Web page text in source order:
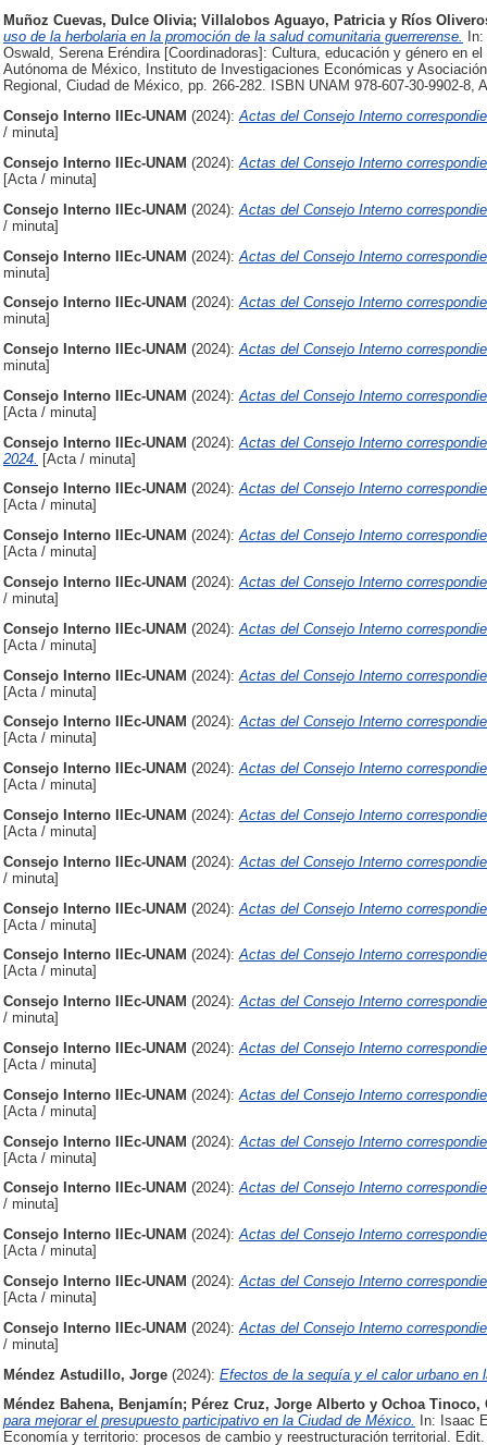
Muñoz Cuevas, Dulce Olivia; Villalobos Aguayo, Patriciay Ríos
uso de la herbolaria en la promoción de la salud comunitaria guerrerense.
Oswald, Serena Eréndira [Coordinadoras]: Cultura, educación y género en
Autónoma de México, Instituto de Investigaciones Económicas y
Regional, Ciudad de México, pp. 266-282. ISBN UNAM 978-607-30-9902-8,
Consejo Interno IIEc-UNAM (2024):Actas del Consejo Interno
/ minuta]
Consejo Interno IIEc-UNAM (2024): Actas del Consejo Interno
[Acta / minuta]
Consejo Interno IIEc-UNAM (2024): Actas del Consejo Interno
/ minuta]
Consejo Interno IIEc-UNAM (2024): Actas del Consejo Interno
minuta]
Consejo Interno IIEc-UNAM (2024):Actas del Consejo Interno
minuta]
Consejo Interno IIEc-UNAM (2024):Actas del Consejo Interno
minuta]
Consejo Interno IIEc-UNAM (2024): Actas del Consejo Interno
[Acta / minuta]
Consejo Interno IIEc-UNAM (2024): Actas del Consejo Interno
2024. [Acta / minuta]
Consejo Interno IIEc-UNAM (2024):Actas del Consejo Interno
[Acta / minuta]
Consejo Interno IIEc-UNAM (2024):Actas del Consejo Interno
[Acta / minuta]
Consejo Interno IIEc-UNAM (2024):Actas del Consejo Interno
/ minuta]
Consejo Interno IIEc-UNAM (2024): Actas del Consejo Interno
[Acta / minuta]
Consejo Interno IIEc-UNAM (2024): Actas del Consejo Interno
[Acta / minuta]
Consejo Interno IIEc-UNAM (2024):Actas del Consejo Interno
[Acta / minuta]
Consejo Interno IIEc-UNAM (2024):Actas del Consejo Interno
[Acta / minuta]
Consejo Interno IIEc-UNAM (2024):Actas del Consejo Interno
[Acta / minuta]
Consejo Interno IIEc-UNAM (2024): Actas del Consejo Interno
/ minuta]
Consejo Interno IIEc-UNAM (2024): Actas del Consejo Interno
[Acta / minuta]
Consejo Interno IIEc-UNAM (2024):Actas del Consejo Interno
[Acta / minuta]
Consejo Interno IIEc-UNAM (2024):Actas del Consejo Interno
/ minuta]
Consejo Interno IIEc-UNAM (2024):Actas del Consejo Interno
[Acta / minuta]
Consejo Interno IIEc-UNAM (2024): Actas del Consejo Interno
[Acta / minuta]
Consejo Interno IIEc-UNAM (2024): Actas del Consejo Interno
[Acta / minuta]
Consejo Interno IIEc-UNAM (2024):Actas del Consejo Interno
/ minuta]
Consejo Interno IIEc-UNAM (2024):Actas del Consejo Interno
[Acta / minuta]
Consejo Interno IIEc-UNAM (2024):Actas del Consejo Interno
[Acta / minuta]
Consejo Interno IIEc-UNAM (2024): Actas del Consejo Interno
/ minuta]
Méndez Astudillo, Jorge (2024): Efectos de la sequía y el calor urbano en
Méndez Bahena, Benjamín; Pérez Cruz, Jorge Alberto y Ochoa Tinoco,
para mejorar el presupuesto participativo en la Ciudad de México.
In: Isaac
Economía y territorio: procesos de cambio y reestructuración territorial.